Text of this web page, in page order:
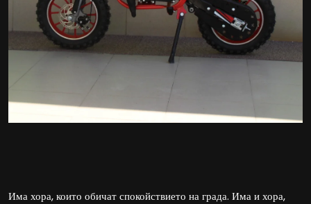
Има хора, които обичат спокойствието на града. Има и хора,